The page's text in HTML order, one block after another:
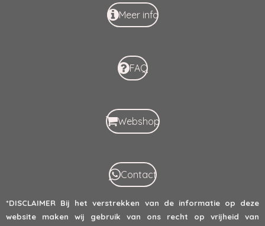
Meer info
FAQ
Webshop
Contact
*DISCLAIMER Bij het verstrekken van de informatie op deze
website maken wij gebruik van ons recht op vrijheid van